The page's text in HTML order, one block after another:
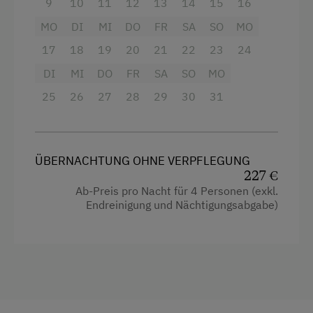
Fernseher
Getränkeerwerb im Haus
Haupthaus
Doppelbett (Kingsize)
Ausziehcouch
9 10 11 12 13 14 15
16
MO
17
DI
18
MI
19
DO
20
FR
21
SA
22
SO
23
MO
24
DI
25
MI
26
DO
27
FR
28
SA
29
SO
30
MO
31
ÜBERNACHTUNG OHNE VERPFLEGUNG
227 €
Ab-Preis pro Nacht für 4 Personen (exkl.
Endreinigung und Nächtigungsabgabe)